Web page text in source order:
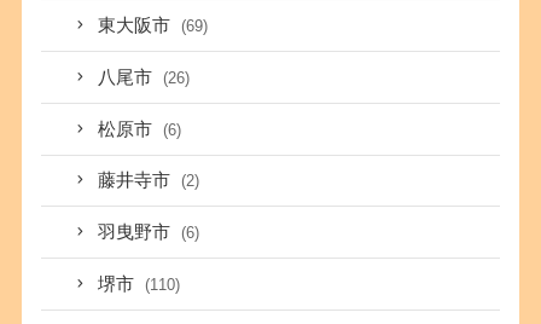
東大阪市 (69)
八尾市 (26)
松原市 (6)
藤井寺市 (2)
羽曳野市 (6)
堺市 (110)